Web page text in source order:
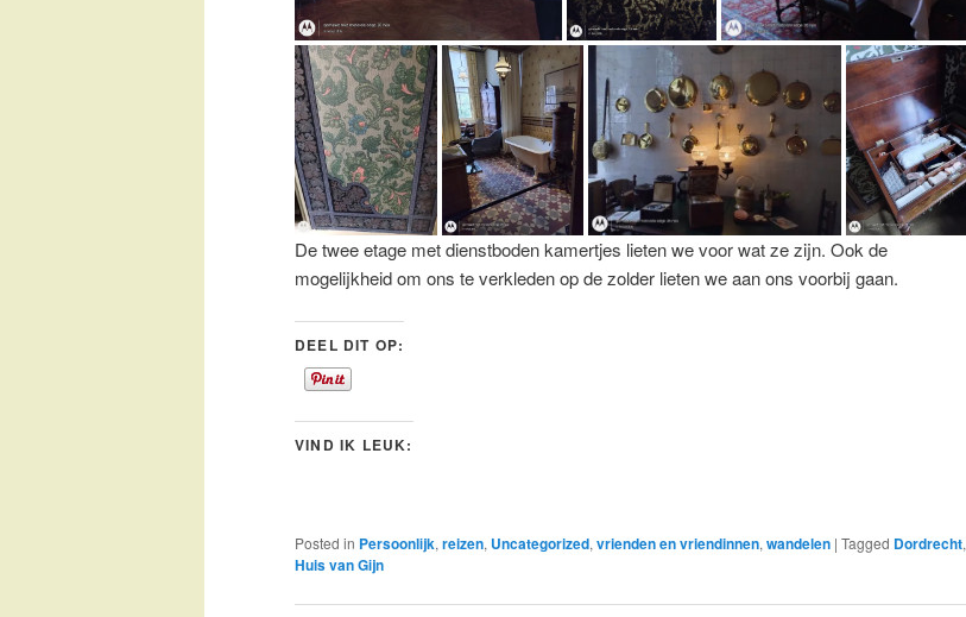
De twee etage met dienstboden kamertjes lieten we voor wat ze zijn. Ook de
mogelijkheid om ons te verkleden op de zolder lieten we aan ons voorbij gaan.
DEEL DIT OP:
VIND IK LEUK:
Posted in Persoonlijk, reizen, Uncategorized, vrienden en vriendinnen, wandelen | Tagged Dordrecht,
Huis van Gijn